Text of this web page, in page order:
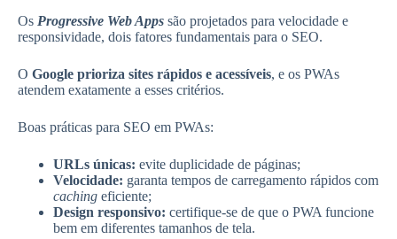
Os Progressive Web Apps são projetados para velocidade e
responsividade, dois fatores fundamentais para o SEO.
O Google prioriza sites rápidos e acessíveis, e os PWAs
atendem exatamente a esses critérios.
Boas práticas para SEO em PWAs:
URLs únicas: evite duplicidade de páginas;
Velocidade: garanta tempos de carregamento rápidos com
caching eficiente;
Design responsivo: certifique-se de que o PWA funcione
bem em diferentes tamanhos de tela.